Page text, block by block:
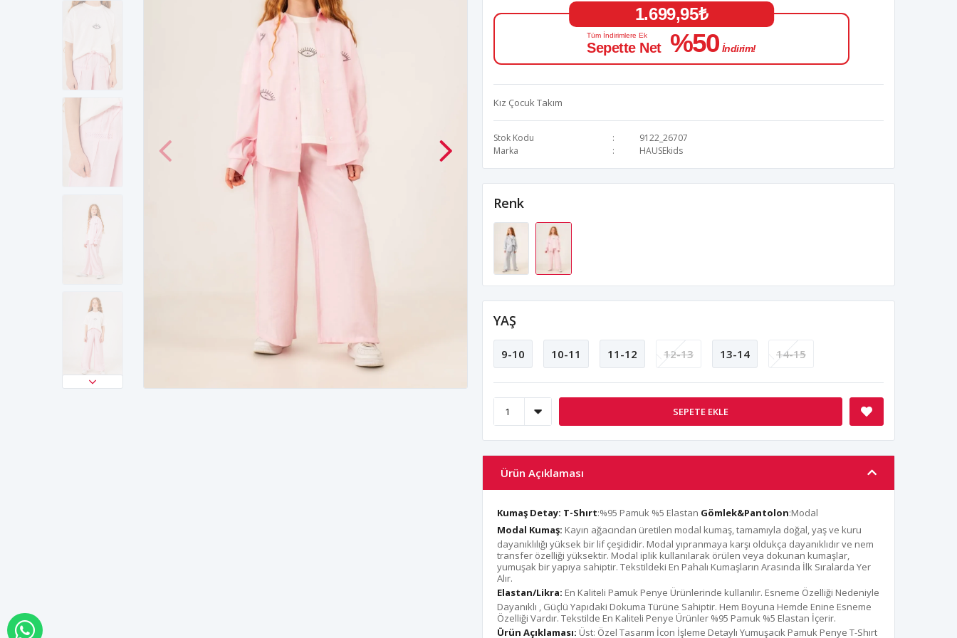
1.699,95₺
Tüm İndirimlere Ek
Sepette Net %50 İndirim!
Kız Çocuk Takım
Stok Kodu
9122_26707
Marka
HAUSEkids
Renk
YAŞ
9-10 10-11 11-12 12-13 13-14 14-15
SEPETE EKLE
Ürün Açıklaması
Kumaş Detay: T-Shırt:%95 Pamuk %5 Elastan Gömlek&Pantolon:Modal
Modal Kumaş: Kayın ağacından üretilen modal kumaş, tamamıyla doğal, yaş ve kuru
dayanıklılığı yüksek bir lif çeşididir. Modal yıpranmaya karşı oldukça dayanıklıdır ve nem
transfer özelliği yüksektir. Modal iplik kullanılarak örülen veya dokunan kumaşlar,
yumuşak bir yapıya sahiptir. Tekstildeki En Pahalı Kumaşların Arasında İlk Sıralarda Yer
Alır.
Elastan/Likra: En Kaliteli Pamuk Penye Ürünlerinde kullanılır. Esneme Özelliği Nedeniyle
Dayanıklı , Güçlü Yapıdaki Dokuma Türüne Sahiptir. Hem Boyuna Hemde Enine Esneme
Özelliği Vardır. Tekstilde En Kaliteli Penye Ürünler %95 Pamuk %5 Elastan İçerir.
Ürün Açıklaması: Üst: Özel Tasarım İcon İşleme Detaylı Yumuşacık Pamuk Penye T-Shırt